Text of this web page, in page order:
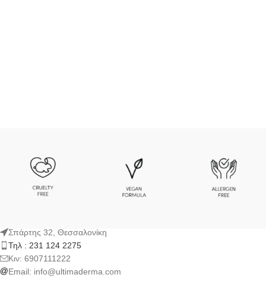
Σπάρτης 32, Θεσσαλονίκη
Τηλ : 231 124 2275
Kιν: 6907111222
Email: info@ultimaderma.com